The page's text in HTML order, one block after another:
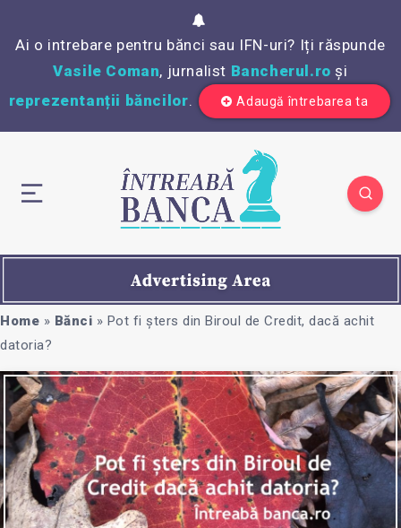
Ai o intrebare pentru bănci sau IFN-uri? Iți răspunde
Vasile Coman, jurnalist Bancherul.ro și
reprezentanții băncilor. Adaugă întrebarea ta
Home » Bănci » Pot fi șters din Biroul de Credit, dacă achit
datoria?